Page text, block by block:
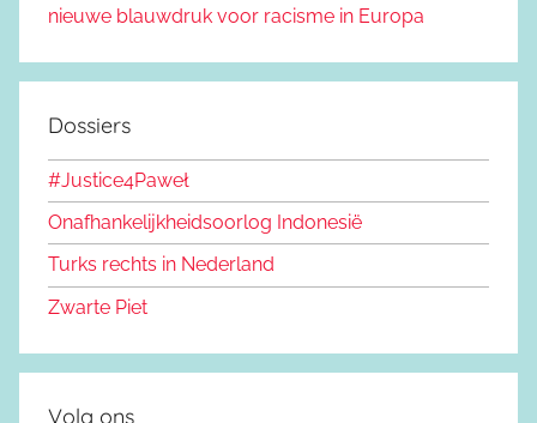
nieuwe blauwdruk voor racisme in Europa
Dossiers
#Justice4Paweł
Onafhankelijkheidsoorlog Indonesië
Turks rechts in Nederland
Zwarte Piet
Volg ons